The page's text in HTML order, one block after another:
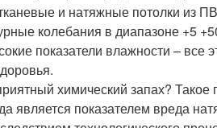
и натяжные потолки из
колебания в диапазоне +5
показатели влажности – все
химический запах? Такое
является показателем вреда